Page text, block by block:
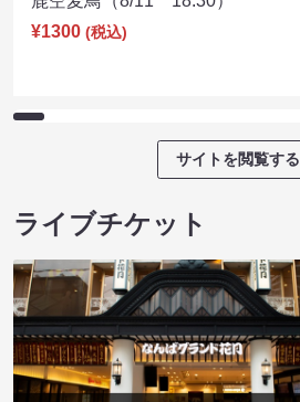
¥1300 (税込)
サイトを閲覧する
ライブチケット